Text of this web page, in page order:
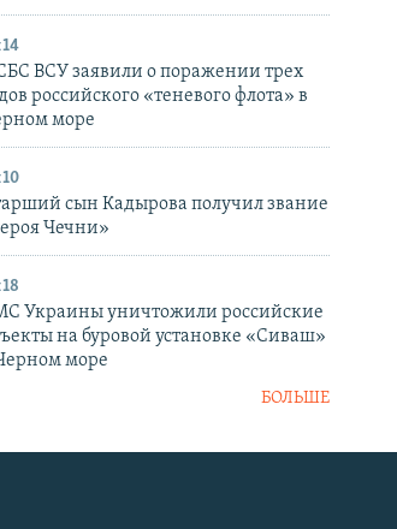
ВСУ заявили о поражении трех
российского «теневого флота» в
море
сын Кадырова получил звание
Чечни»
Украины уничтожили российские
на буровой установке «Сиваш»
море
БОЛЬШЕ